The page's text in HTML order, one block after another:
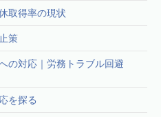
取得率の現状
策
の対応｜労務トラブル回避
を探る